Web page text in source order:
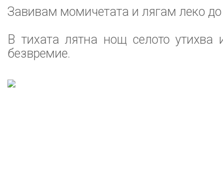
Завивам момичетата и лягам леко до
В тихата лятна нощ селото
безвремие.